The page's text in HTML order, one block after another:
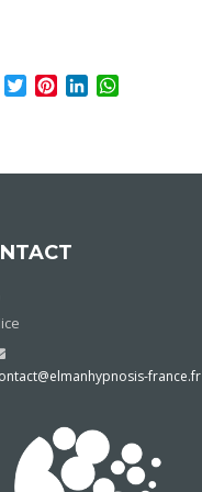
Facebook
TwitterPinterestLinkedIn
france.fr